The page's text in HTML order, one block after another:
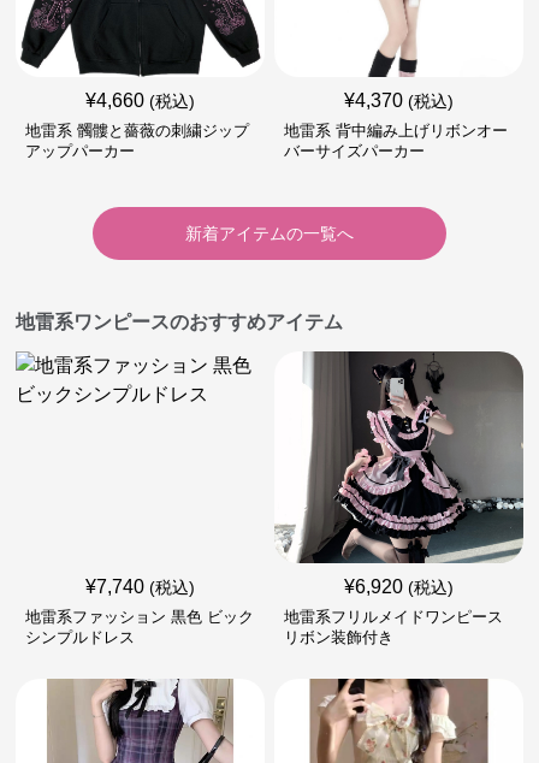
¥4,660 (税込)
地雷系 髑髏と薔薇の刺繍ジップ
アップパーカー
¥4,370 (税込)
地雷系 背中編み上げリボンオー
バーサイズパーカー
新着アイテムの一覧へ
地雷系ワンピースのおすすめアイテム
¥7,740 (税込)
地雷系ファッション 黒色 ビック
シンプルドレス
¥6,920 (税込)
地雷系フリルメイドワンピース
リボン装飾付き